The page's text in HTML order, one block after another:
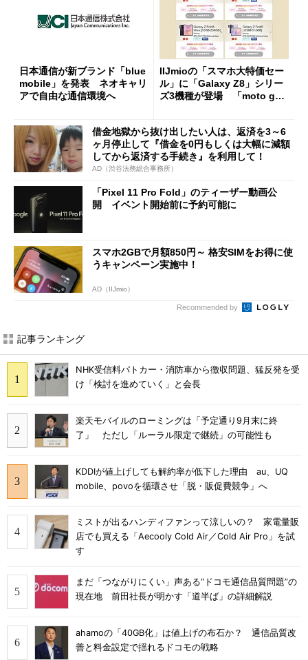
日本通信が新ブランド「blue
mobile」を発表 ネオキャリ
アで自由な通信環境へ
IIJmioの「スマホ大特価セー
ル」に「Galaxy Z8」シリー
ズ3機種が登場 「moto g37
借金地獄から抜け出したい人は、返済を3～6
ヶ月停止して『借金を0円もしくは大幅に減額
してから返済する手続き』を利用して！
AD（渋谷法務総合事務所）
「Pixel 11 Pro Fold」のティーザー動画公
開 イベント開始前に予約可能に
スマホ2GBで月額850円～ 格安SIMをお得に使
うキャンペーン実施中！
AD（IIJmio）
Recommended by
記事ランキング
NHK受信料パトカー・消防車から徴収問題、猛反発を受
け「検討を進めていく」と会長
楽天モバイルのローミングは「予定通り9月末に終
了」 ただし「ルーラル限定で継続」の可能性も
KDDIが値上げしても解約率が低下した理由 au、UQ
mobile、povoを循環させ「脱・販促費競争」へ
ミストが出るハンディファンって涼しいの？ 家電量販
店でも買える「Aecooly Cold Air／Cold Air Pro」を試
す
まだ「つながりにくい」声ある“ドコモ通信品質問題”の
現在地 前田社長が明かす「道半ば」の詳細解説
ahamoの「40GB化」は値上げの布石か？ 通信品質改
善と料金設定で揺れるドコモの戦略